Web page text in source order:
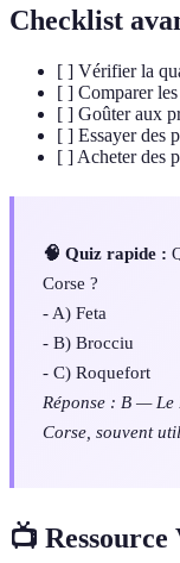
Checklist
[ ] Vérifier la
[ ] Comparer
[ ] Goûter aux
[ ] Essayer des
[ ] Acheter des
🧠 Quiz rapide :
Corse ?
- A) Feta
- B) Brocciu
- C) Roquefort
Réponse : B — Le
Corse, souvent
📺 Ressource